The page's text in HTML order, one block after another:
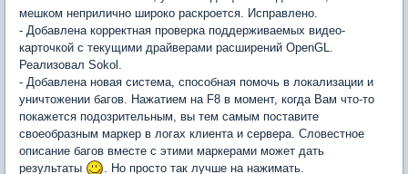
мешком неприлично широко раскроется. Исправлено.
- Добавлена корректная проверка поддерживаемых видео-
карточкой с текущими драйверами расширений OpenGL.
Реализовал Sokol.
- Добавлена новая система, способная помочь в локализации и
уничтожении багов. Нажатием на F8 в момент, когда Вам что-то
покажется подозрительным, вы тем самым поставите
своеобразным маркер в логах клиента и сервера. Словестное
описание багов вместе с этими маркерами может дать
результаты
. Но просто так лучше на нажимать.